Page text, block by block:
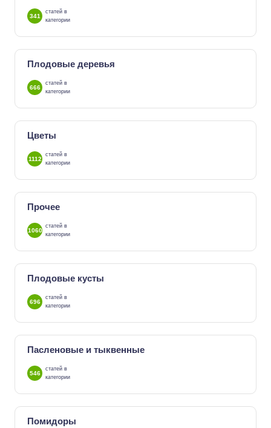
341
статей в
категории
Плодовые деревья
666
статей в
категории
Цветы
1112
статей в
категории
Прочее
1060
статей в
категории
Плодовые кусты
696
статей в
категории
Пасленовые и тыквенные
546
статей в
категории
Помидоры